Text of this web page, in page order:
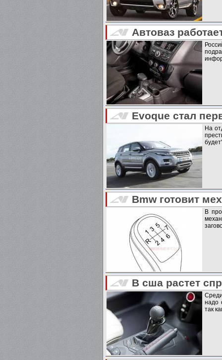
Автоваз
Evoque стал
На
Bmw готовит
В
В сша растет
надо
так